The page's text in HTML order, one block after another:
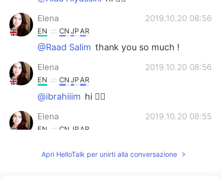
Elena 2019.10.20 08:56
EN CNJPAR
@Raad Salim thank you so much !
Elena 2019.10.20 08:56
EN CNJPAR
@ibrahiiim hi 🙋‍♀️
Elena 2019.10.20 08:55
EN CN JP AR
Apri HelloTalk per unirti alla conversazione